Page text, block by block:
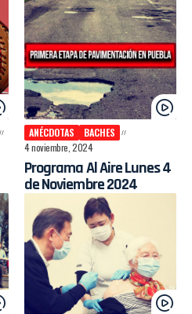
ANÉCDOTAS
BACHES
4 noviembre, 2024
Programa Al Aire Lunes 4
de Noviembre 2024